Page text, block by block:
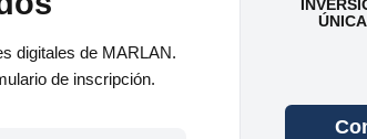
digitales de MARLAN.
de inscripción.
ÚNICA